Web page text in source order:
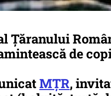
Țăranului
de
MȚR,